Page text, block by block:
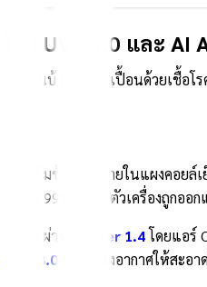
ย UVC 2.0 และ AI
กาศในบ้านมักปนเปื้อนด้วยเชื้อ
ามเข้มข้นสูงไว้ภายในแผงคอย
งถึง 99.99% โดยที่ตัวเครื่องถู
อมต่อผ่าน Matter 1.4โดยแอร์
3.0 เพื่อกรองอากาศให้สะอ